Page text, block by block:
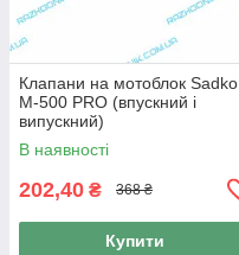
Клапани на мотоблок Sadko
M-500 PRO (впускний і
випускний)
В наявності
202,40 ₴ 368 ₴
Купити